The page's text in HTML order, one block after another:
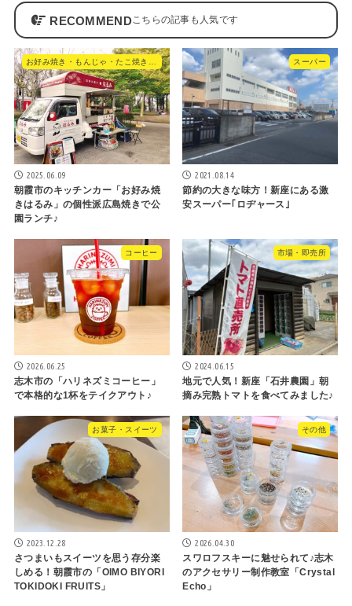
RECOMMEND
2025.06.09
朝霞市のキッチンカー「お好み焼
きはるみ」の個性派広島焼きで公
園ランチ♪
スーパー
2021.08.14
節約の大きな味方！新座にある激
安スーパー｢ロヂャース｣
コーヒー
2026.06.25
志木市の「ハリネズミコーヒー」
で本格的な1杯をテイクアウト♪
市場・即売所
2024.06.15
地元で人気！新座「石井農園」朝
摘み完熟トマトを食べてみました♪
お菓子・スイーツ
2023.12.28
さつまいもスイーツを思う存分楽
しめる！朝霞市の「OIMO BIYORI
TOKIDOKI FRUITS」
その他
2026.04.30
スワロフスキーに魅せられて♪志木
のアクセサリー制作教室「Crystal
Echo」